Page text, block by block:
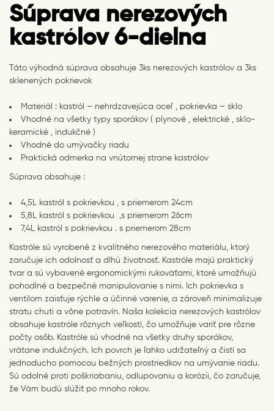
Súprava nerezových
kastrólov 6-dielna
Táto výhodná súprava obsahuje 3ks nerezových kastrólov a 3ks
sklenených pokrievok
Materiál : kastról – nehrdzavejúca oceľ , pokrievka – sklo
Vhodné na všetky typy sporákov ( plynové , elektrické , sklo-
keramické , indukčné )
Vhodné do umývačky riadu
Praktická odmerka na vnútornej strane kastrólov
Súprava obsahuje :
4,5L kastról s pokrievkou , s priemerom 24cm
5,8L kastról s pokrievkou ,s priemerom 26cm
7,4L kastról s pokrievkou . s priemerom 28cm
Kastróle sú vyrobené z kvalitného nerezového materiálu, ktorý
zaručuje ich odolnosť a dlhú životnosť. Kastróle majú praktický
tvar a sú vybavené ergonomickými rukoväťami, ktoré umožňujú
pohodlné a bezpečné manipulovanie s nimi. Ich pokrievka s
ventilom zaisťuje rýchle a účinné varenie, a zároveň minimalizuje
stratu chuti a vône potravín. Naša kolekcia nerezových kastrólov
obsahuje kastróle rôznych veľkostí, čo umožňuje variť pre rôzne
počty osôb. Kastróle sú vhodné na všetky druhy sporákov,
vrátane indukčných. Ich povrch je ľahko udržateľný a čistí sa
jednoducho pomocou bežných prostriedkov na umývanie riadu.
Sú odolné proti poškriabaniu, odlupovaniu a korózii, čo zaručuje,
že Vám budú slúžiť po mnoho rokov.